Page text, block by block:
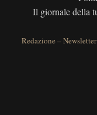
Il giornale della
Redazione –Newsletter